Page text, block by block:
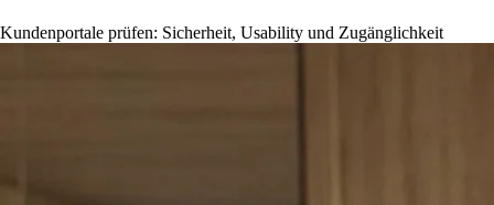
Kundenportale prüfen: Sicherheit, Usability und Zugänglichkeit